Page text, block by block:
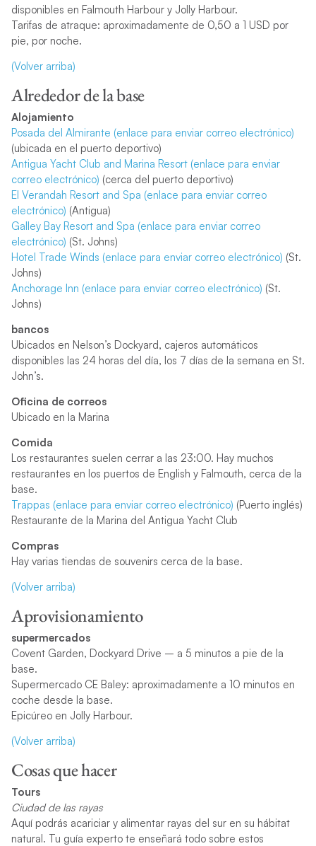
disponibles en Falmouth Harbour y Jolly Harbour.
Tarifas de atraque: aproximadamente de 0,50 a 1 USD por
pie, por noche.
(Volver arriba)
Alrededor de la base
Alojamiento
Posada del Almirante (enlace para enviar correo electrónico)
(ubicada en el puerto deportivo)
Antigua Yacht Club and Marina Resort (enlace para enviar
correo electrónico) (cerca del puerto deportivo)
El Verandah Resort and Spa (enlace para enviar correo
electrónico) (Antigua)
Galley Bay Resort and Spa (enlace para enviar correo
electrónico) (St. Johns)
Hotel Trade Winds (enlace para enviar correo electrónico) (St.
Johns)
Anchorage Inn (enlace para enviar correo electrónico) (St.
Johns)
bancos
Ubicados en Nelson’s Dockyard, cajeros automáticos
disponibles las 24 horas del día, los 7 días de la semana en St.
John’s.
Oficina de correos
Ubicado en la Marina
Comida
Los restaurantes suelen cerrar a las 23:00. Hay muchos
restaurantes en los puertos de English y Falmouth, cerca de la
base.
Trappas (enlace para enviar correo electrónico) (Puerto inglés)
Restaurante de la Marina del Antigua Yacht Club
Compras
Hay varias tiendas de souvenirs cerca de la base.
(Volver arriba)
Aprovisionamiento
supermercados
Covent Garden, Dockyard Drive – a 5 minutos a pie de la
base.
Supermercado CE Baley: aproximadamente a 10 minutos en
coche desde la base.
Epicúreo en Jolly Harbour.
(Volver arriba)
Cosas que hacer
Tours
Ciudad de las rayas
Aquí podrás acariciar y alimentar rayas del sur en su hábitat
natural. Tu guía experto te enseñará todo sobre estos